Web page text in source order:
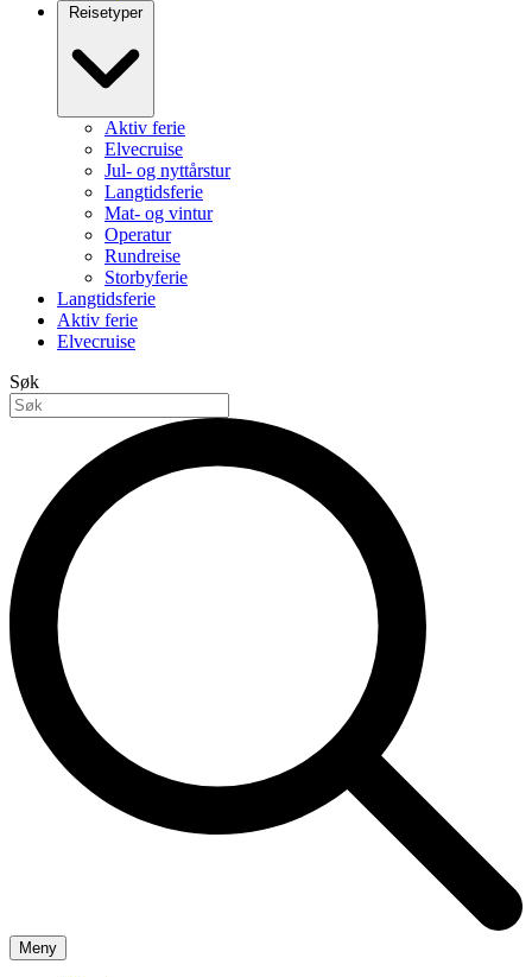
Reisetyper
Aktiv ferie
Elvecruise
Jul- og nyttårstur
Langtidsferie
Mat- og vintur
Operatur
Rundreise
Storbyferie
Langtidsferie
Aktiv ferie
Elvecruise
Søk
Meny